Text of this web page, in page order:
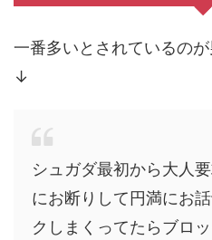
一番多いとされているの
↓
シュガダ最初から大人
にお断りして円満にお
クしまくってたらブロ